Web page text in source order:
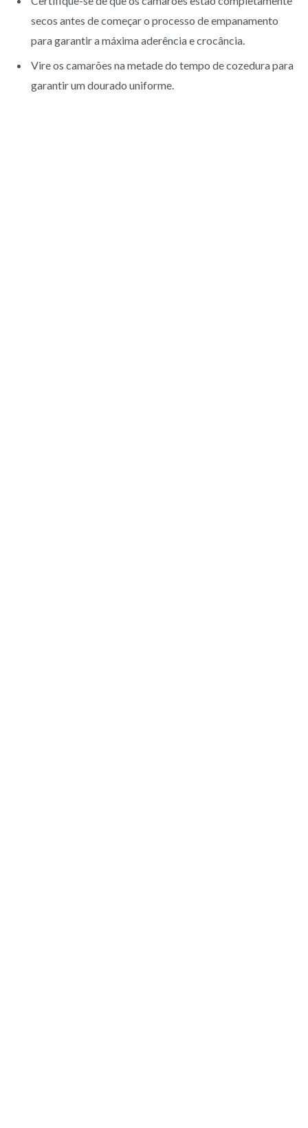
secos antes de começar o processo de empanamento
para garantir a máxima aderência e crocância.
Vire os camarões na metade do tempo de cozedura para
garantir um dourado uniforme.